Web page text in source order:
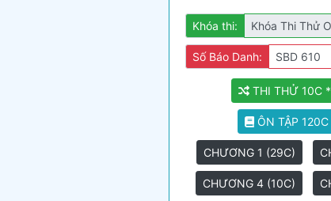
Khóa thi:
Số Báo Danh:
THI THỬ 10C *
ÔN TẬP 120C
CHƯƠNG 1 (29C)
CHƯƠNG 4 (10C)